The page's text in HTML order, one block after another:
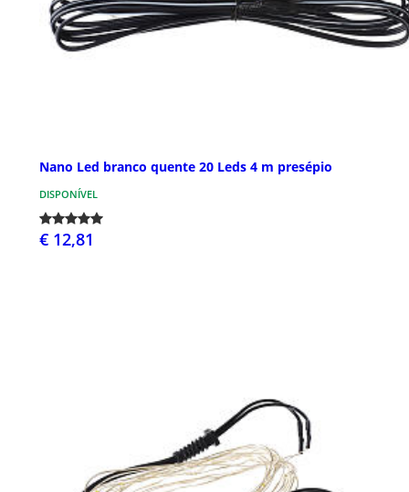
Nano Led branco quente 20 Leds 4 m presépio
DISPONÍVEL
€ 12,81